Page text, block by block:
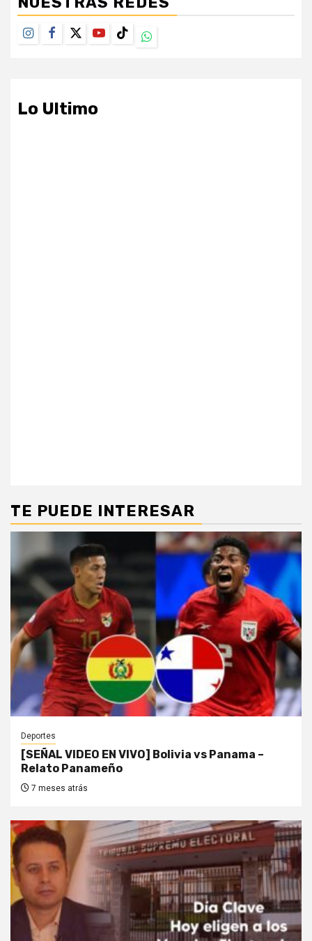
Instagram
Facebook
TwitterYoutubeTikTokWhatsapp
Lo Ultimo
TE PUEDE INTERESAR
Deportes
[SEÑAL VIDEO EN VIVO] Bolivia vs Panama –
Relato Panameño
7 meses atrás